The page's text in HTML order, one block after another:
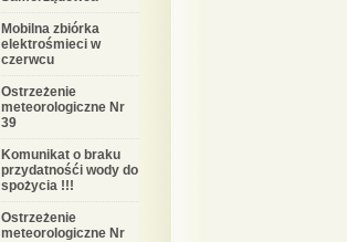
Mobilna zbiórka
elektrośmieci w
czerwcu
Ostrzeżenie
meteorologiczne Nr
39
Komunikat o braku
przydatnośći wody do
spożycia !!!
Ostrzeżenie
meteorologiczne Nr